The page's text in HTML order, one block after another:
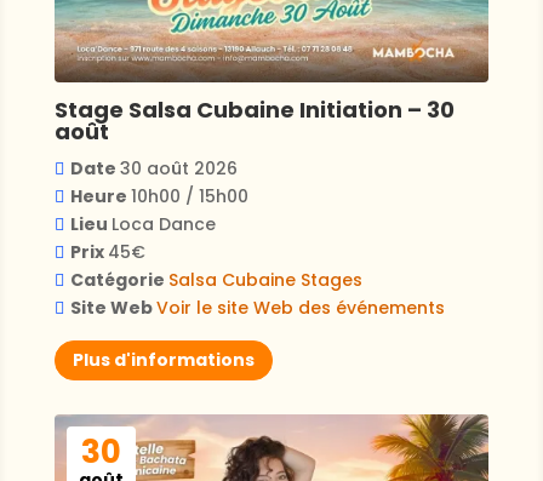
Stage Salsa Cubaine Initiation – 30
août
Date 30 août 2026
Heure 10h00 / 15h00
Lieu Loca Dance
Prix 45€
Catégorie Salsa Cubaine Stages
Site WebVoir le site Web des événements
Plus d'informations
30